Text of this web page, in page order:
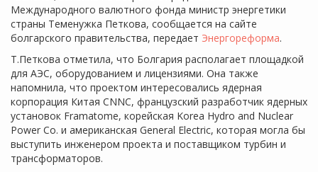
Международного валютного фонда министр энергетики
страны Теменужка Петкова, сообщается на сайте
болгарского правительства, передает Энергореформа.
Т.Петкова отметила, что Болгария располагает площадкой
для АЭС, оборудованием и лицензиями. Она также
напомнила, что проектом интересовались ядерная
корпорация Китая CNNC, французский разработчик ядерных
установок Framatome, корейская Korea Hydro and Nuclear
Power Co. и американская General Electric, которая могла бы
выступить инженером проекта и поставщиком турбин и
трансформаторов.